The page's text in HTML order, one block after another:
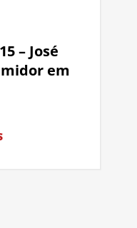
– José
em